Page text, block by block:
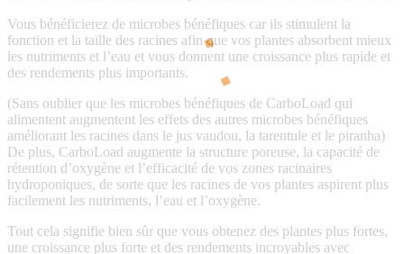
Vous bénéficierez de microbes bénéfiques car ils stimulent la
fonction et la taille des racines afin que vos plantes absorbent mieux
les nutriments et l’eau et vous donnent une croissance plus rapide et
des rendements plus importants.
(Sans oublier que les microbes bénéfiques de CarboLoad qui
alimentent augmentent les effets des autres microbes bénéfiques
améliorant les racines dans le jus vaudou, la tarentule et le piranha)
De plus, CarboLoad augmente la structure poreuse, la capacité de
rétention d’oxygène et l’efficacité de vos zones racinaires
hydroponiques, de sorte que les racines de vos plantes aspirent plus
facilement les nutriments, l’eau et l’oxygène.
Tout cela signifie bien sûr que vous obtenez des plantes plus fortes,
une croissance plus forte et des rendements incroyables avec